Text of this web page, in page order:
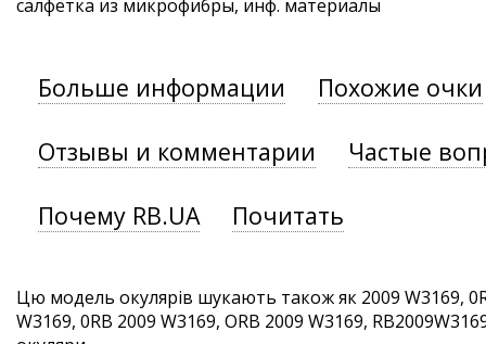
салфетка из микрофибры, инф. материалы
Больше информации Похожие очки
Отзывы и комментарии Частые
Почему RB.UA Почитать
Цю модель окулярів шукають також як 2009 W3169,
W3169, 0RB 2009 W3169, ORB 2009 W3169,